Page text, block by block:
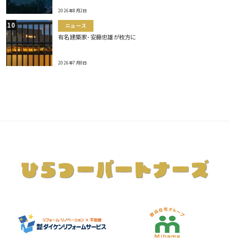
2026年8月2日
ニュース
有名建築家･安藤忠雄が枚方に
2026年7月8日